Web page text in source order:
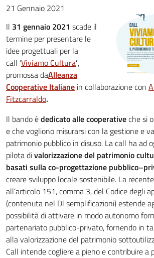
21 Gennaio 2021
Il 31 gennaio 2021 scade il
termine per presentare le
idee progettuali per la
call ‘Viviamo Cultura’,
promossa daAlleanza
Cooperative Italiane in collaborazione con
Fitzcarraldo.
Il bando èdedicato alle cooperativeche si
e che vogliono misurarsi con la gestione e
patrimonio pubblico in disuso. La call ha ad
pilota divalorizzazione del patrimonio
basati sulla co-progettazione
creare sviluppo locale sostenibile. La
all’articolo 151, comma 3, del Codice degli
(contenuta nel Dl semplificazioni) estende
possibilità di attivare in modo autonomo
partenariato pubblico-privato, fornendo in
alla valorizzazione del patrimonio
Call intende cogliere a pieno e contribuire a